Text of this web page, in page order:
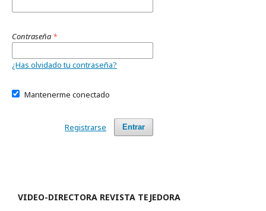
Contraseña *
¿Has olvidado tu contraseña?
Mantenerme conectado
Entrar
Registrarse
VIDEO-DIRECTORA REVISTA TEJEDORA